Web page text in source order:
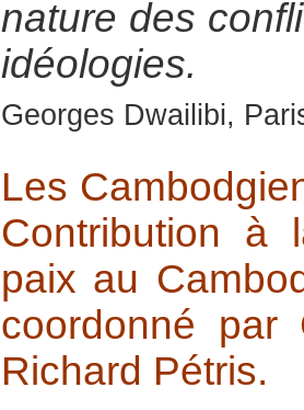
nature des
idéologies.
Georges Dwailibi,
Les
Contribution à
paix au
coordonné par
Richard Pétris.